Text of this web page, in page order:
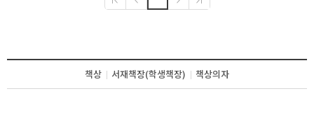
책상 서재책장(학생책장) 책상의자